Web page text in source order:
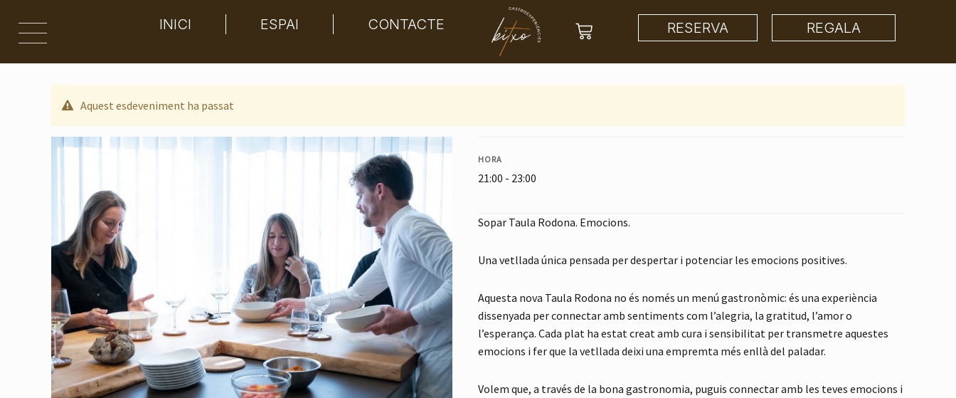
INICI ESPAI CONTACTE RESERVA REGALA
Aquest esdeveniment ha passat
HORA
21:00 - 23:00
Sopar Taula Rodona. Emocions.
Una vetllada única pensada per despertar i potenciar les emocions positives.
Aquesta nova Taula Rodona no és només un menú gastronòmic: és una experiència
dissenyada per connectar amb sentiments com l’alegria, la gratitud, l’amor o
l’esperança. Cada plat ha estat creat amb cura i sensibilitat per transmetre aquestes
emocions i fer que la vetllada deixi una empremta més enllà del paladar.
Volem que, a través de la bona gastronomia, puguis connectar amb les teves emocions i